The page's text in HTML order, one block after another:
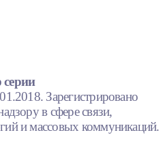
Зарегистрировано
в сфере связи,
и массовых коммуникаций.